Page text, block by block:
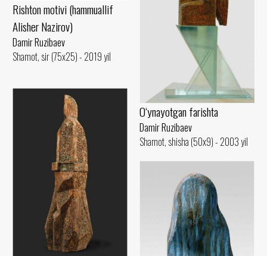
Rishton motivi (hammuallif
Alisher Nazirov)
Damir Ruzibaev
Shamot, sir (75x25) - 2019 yil
O‘ynayotgan farishta
Damir Ruzibaev
Shamot, shisha (50x9) - 2003 yil